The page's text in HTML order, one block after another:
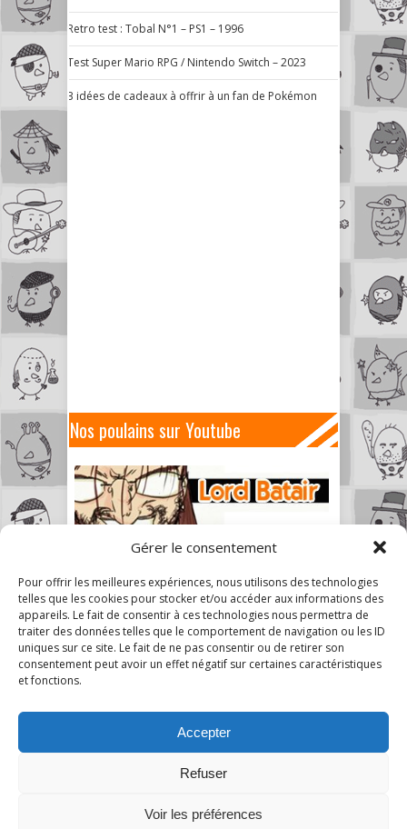
Gérer le consentement
Pour offrir les meilleures expériences, nous utilisons des technologies
telles que les cookies pour stocker et/ou accéder aux informations des
appareils. Le fait de consentir à ces technologies nous permettra de
traiter des données telles que le comportement de navigation ou les ID
uniques sur ce site. Le fait de ne pas consentir ou de retirer son
consentement peut avoir un effet négatif sur certaines caractéristiques
et fonctions.
Accepter
Refuser
Voir les préférences
Retro test : Tobal N°1 – PS1 – 1996
Test Super Mario RPG / Nintendo Switch – 2023
3 idées de cadeaux à offrir à un fan de Pokémon
Nos poulains sur Youtube